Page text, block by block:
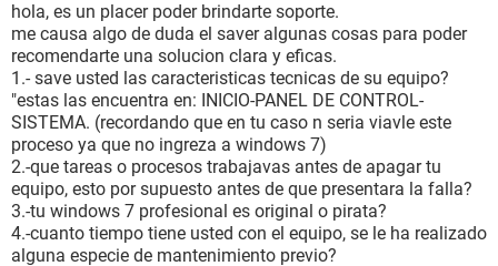
hola, es un placer poder brindarte soporte.
me causa algo de duda el saver algunas cosas para poder
recomendarte una solucion clara y eficas.
1.- save usted las caracteristicas tecnicas de su equipo?
"estas las encuentra en: INICIO-PANEL DE CONTROL-
SISTEMA. (recordando que en tu caso n seria viavle este
proceso ya que no ingreza a windows 7)
2.-que tareas o procesos trabajavas antes de apagar tu
equipo, esto por supuesto antes de que presentara la falla?
3.-tu windows 7 profesional es original o pirata?
4.-cuanto tiempo tiene usted con el equipo, se le ha realizado
alguna especie de mantenimiento previo?